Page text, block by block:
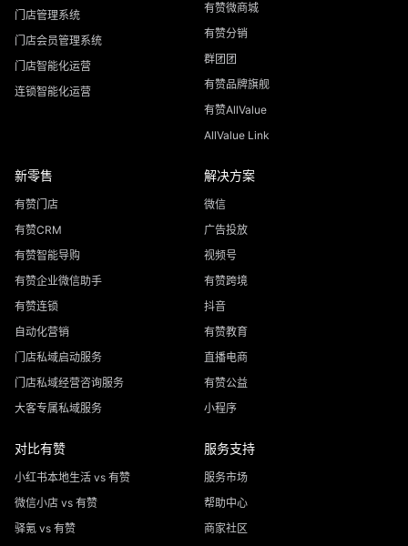
门店管理系统
门店会员管理系统
门店智能化运营
连锁智能化运营
有赞微商城
有赞分销
群团团
有赞品牌旗舰
有赞AllValue
AllValue Link
新零售
有赞门店
有赞CRM
有赞智能导购
有赞企业微信助手
有赞连锁
自动化营销
门店私域启动服务
门店私域经营咨询服务
大客专属私域服务
解决方案
微信
广告投放
视频号
有赞跨境
抖音
有赞教育
直播电商
有赞公益
小程序
对比有赞
小红书本地生活 vs 有赞
微信小店 vs 有赞
驿氪 vs 有赞
服务支持
服务市场
帮助中心
商家社区